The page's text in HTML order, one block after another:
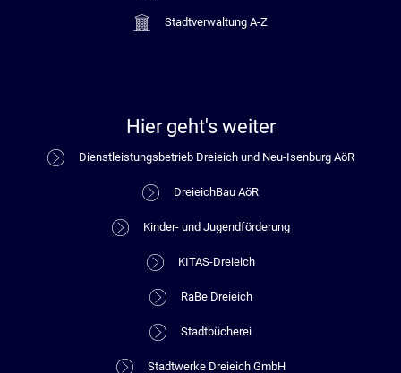
Stadtverwaltung A-Z
Hier geht's weiter
Dienstleistungsbetrieb Dreieich und Neu-Isenburg AöR
DreieichBau AöR
Kinder- und Jugendförderung
KITAS-Dreieich
RaBe Dreieich
Stadtbücherei
Stadtwerke Dreieich GmbH